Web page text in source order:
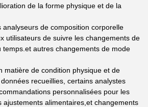
de la forme physique et de la
analyseurs de composition corporelle
utilisateurs de suivre les changements de
temps.et autres changements de mode
matière de condition physique et de
recueillies, certains analystes
personnalisées pour les
ajustements alimentaires,et changements